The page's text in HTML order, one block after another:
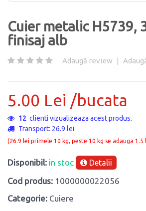
Cuier metalic H5739,
finisaj alb
Adaugă review |
5.00 Lei /bucata
10 clienti vizualizeaza acest produs.
Transport: 26.9 lei
(26.9 lei primele 10 kg, peste 10 kg se adauga 1.5
Disponibil: in stoc Detalii
Cod produs: 1000000022056
Categorie: Cuiere